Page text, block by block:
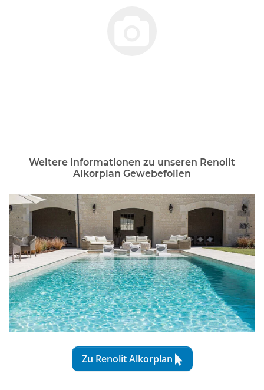
Weitere Informationen zu unseren Renolit
Alkorplan Gewebefolien
Zu Renolit Alkorplan 